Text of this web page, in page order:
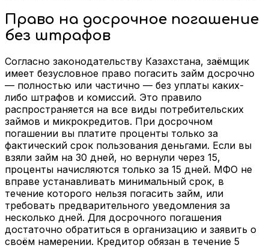
Право на досрочное погашение
без штрафов
Согласно законодательству Казахстана, заёмщик
имеет безусловное право погасить займ досрочно
— полностью или частично — без уплаты каких-
либо штрафов и комиссий. Это правило
распространяется на все виды потребительских
займов и микрокредитов. При досрочном
погашении вы платите проценты только за
фактический срок пользования деньгами. Если вы
взяли займ на 30 дней, но вернули через 15,
проценты начисляются только за 15 дней. МФО не
вправе устанавливать минимальный срок, в
течение которого нельзя погасить займ, или
требовать предварительного уведомления за
несколько дней. Для досрочного погашения
достаточно обратиться в организацию и заявить о
своём намерении. Кредитор обязан в течение 5